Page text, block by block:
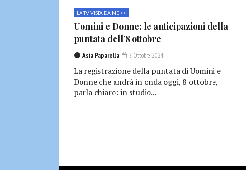
LA TV VISTA DA ME >>
Uomini e Donne: le anticipazioni della
puntata dell’8 ottobre
Asia Paparella 8 Ottobre 2024
La registrazione della puntata di Uomini e
Donne che andrà in onda oggi, 8 ottobre,
parla chiaro: in studio...